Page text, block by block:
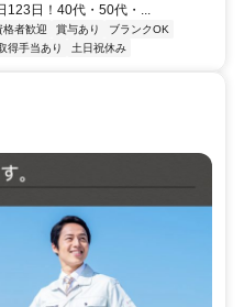
123日！40代・50代・...
格者歓迎 賞与あり
ブランクOK
得手当あり 土日祝休み